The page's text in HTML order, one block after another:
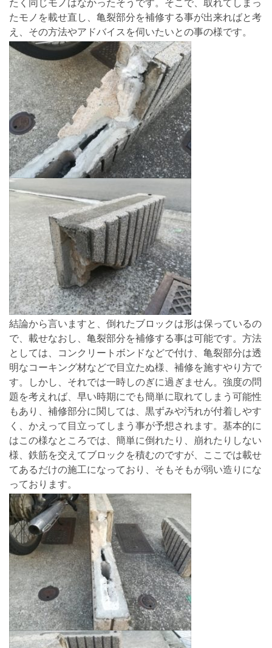
たく同じモノはなかったそうです。そこで、取れてしまっ
たモノを載せ直し、亀裂部分を補修する事が出来ればと考
え、その方法やアドバイスを伺いたいとの事の様です。
結論から言いますと、倒れたブロックは形は保っているの
で、載せなおし、亀裂部分を補修する事は可能です。方法
としては、コンクリートボンドなどで付け、亀裂部分は透
明なコーキング材などで目立たぬ様、補修を施すやり方で
す。しかし、それでは一時しのぎに過ぎません。強度の問
題を考えれば、早い時期にでも簡単に取れてしまう可能性
もあり、補修部分に関しては、黒ずみや汚れが付着しやす
く、かえって目立ってしまう事が予想されます。基本的に
はこの様なところでは、簡単に倒れたり、崩れたりしない
様、鉄筋を交えてブロックを積むのですが、ここでは載せ
てあるだけの施工になっており、そもそもが弱い造りにな
っております。